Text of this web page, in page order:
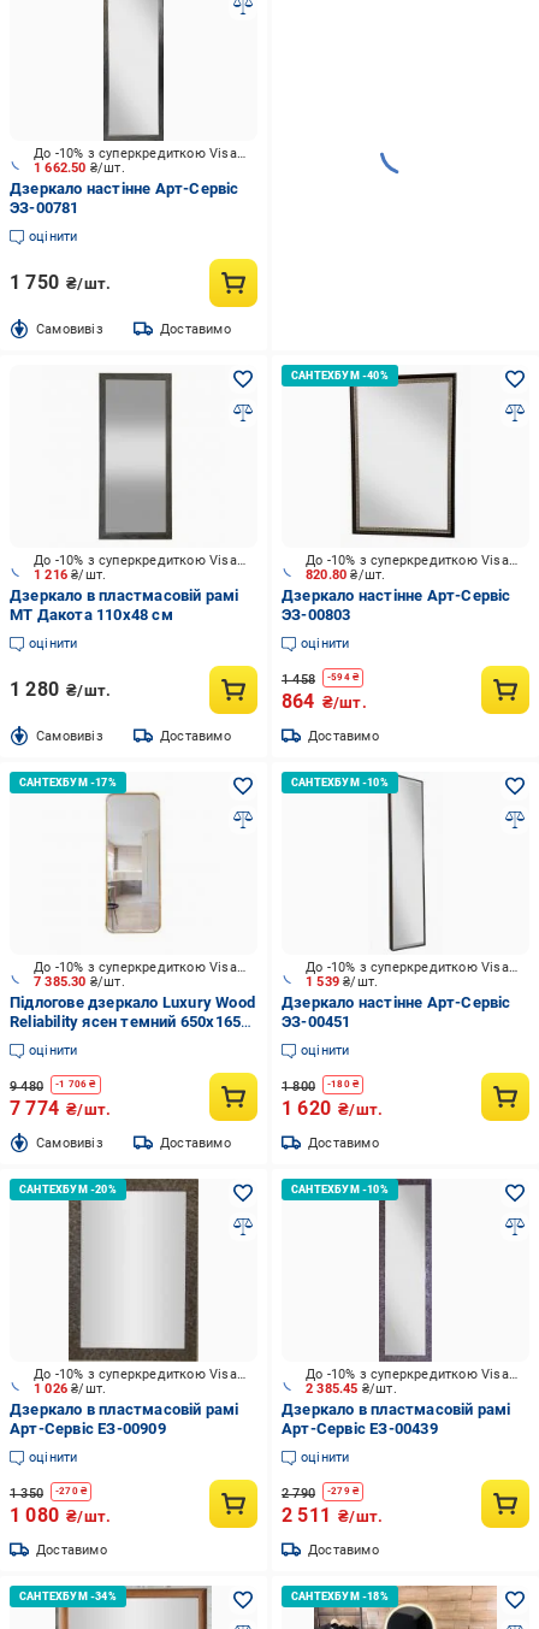
1 662.50 ₴/шт.
До -10% з суперкредиткою Visa Вигода
Дзеркало настінне Арт-Сервіс
ЭЗ-00781
оцінити
1 750 ₴/шт.
Cамовивіз Доставимо
1 216₴/шт.
До -10% з суперкредиткою Visa Вигода
Дзеркало в пластмасовій рамі
МТ Дакота 110x48 см
оцінити
1 280 ₴/шт.
Cамовивіз Доставимо
820.80₴/шт.
До -10% з суперкредиткою Visa Вигода
Дзеркало настінне Арт-Сервіс
ЭЗ-00803
оцінити
1 458 -594₴
864 ₴/шт.
Доставимо
7 385.30 ₴/шт.
До -10% з суперкредиткою Visa Вигода
Підлогове дзеркало Luxury Wood
Reliability ясен темний 650x1650
мм
оцінити
9 480 -1 706 ₴
7 774 ₴/шт.
Cамовивіз Доставимо
1 539₴/шт.
До -10% з суперкредиткою Visa Вигода
Дзеркало настінне Арт-Сервіс
ЭЗ-00451
оцінити
1 800 -180₴
1 620 ₴/шт.
Доставимо
1 026₴/шт.
До -10% з суперкредиткою Visa Вигода
Дзеркало в пластмасовій рамі
Арт-Сервіс ЕЗ-00909
оцінити
1 350 -270₴
1 080 ₴/шт.
Доставимо
2 385.45 ₴/шт.
До -10% з суперкредиткою Visa Вигода
Дзеркало в пластмасовій рамі
Арт-Сервіс ЕЗ-00439
оцінити
2 790 -279₴
2 511 ₴/шт.
Доставимо